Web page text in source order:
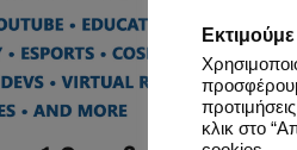
κλικ στο